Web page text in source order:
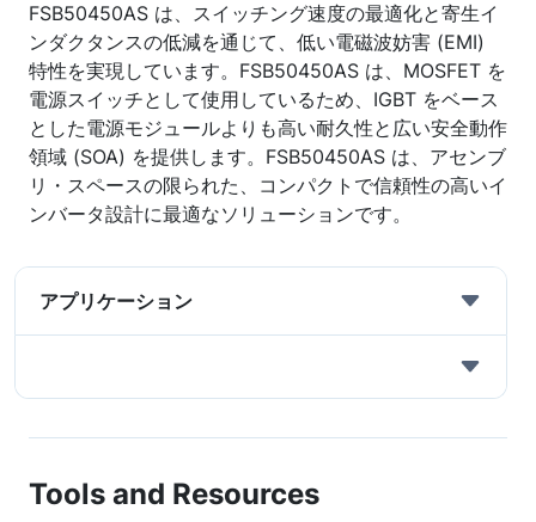
FSB50450AS は、スイッチング速度の最適化と寄生イ
ンダクタンスの低減を通じて、低い電磁波妨害 (EMI)
特性を実現しています。FSB50450AS は、MOSFET を
電源スイッチとして使用しているため、IGBT をベース
とした電源モジュールよりも高い耐久性と広い安全動作
領域 (SOA) を提供します。FSB50450AS は、アセンブ
リ・スペースの限られた、コンパクトで信頼性の高いイ
ンバータ設計に最適なソリューションです。
アプリケーション
Tools and Resources